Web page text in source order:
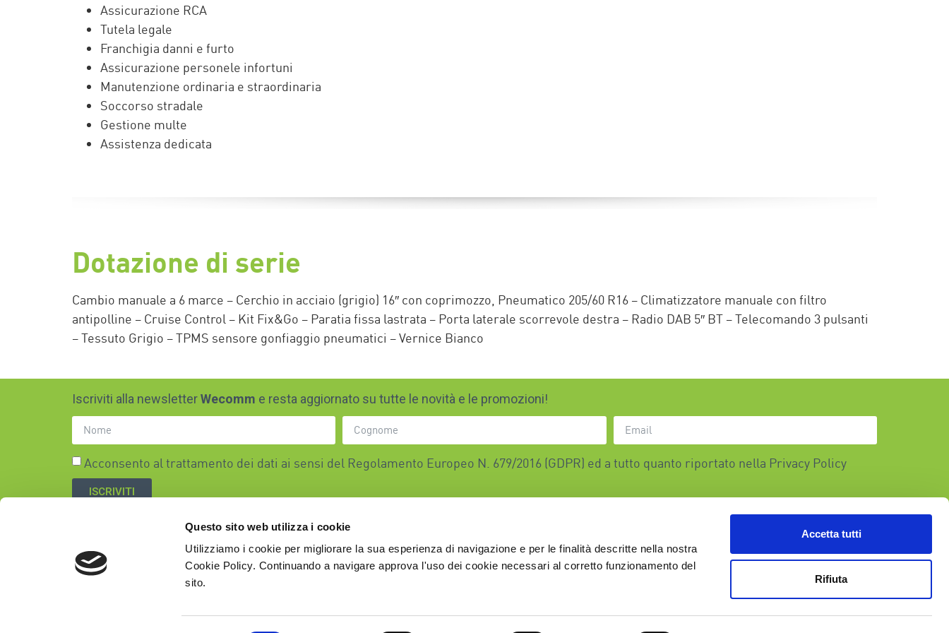
Questo sito web utilizza i cookie
Utilizziamo i cookie per migliorare la sua esperienza di navigazione e per le finalità descritte nella nostra
Cookie Policy. Continuando a navigare approva l'uso dei cookie necessari al corretto funzionamento del
sito.
Accetta tutti
Rifiuta
Assicurazione RCA
Tutela legale
Franchigia danni e furto
Assicurazione personele infortuni
Manutenzione ordinaria e straordinaria
Soccorso stradale
Gestione multe
Assistenza dedicata
Dotazione di serie
Cambio manuale a 6 marce – Cerchio in acciaio (grigio) 16″ con coprimozzo, Pneumatico 205/60 R16 – Climatizzatore manuale con filtro
antipolline – Cruise Control – Kit Fix&Go – Paratia fissa lastrata – Porta laterale scorrevole destra – Radio DAB 5″ BT – Telecomando 3 pulsanti
– Tessuto Grigio – TPMS sensore gonfiaggio pneumatici – Vernice Bianco
Iscriviti alla newsletterWecomm e resta aggiornato su tutte le novità e le promozioni!
Acconsento al trattamento dei dati ai sensi del Regolamento Europeo N. 679/2016 (GDPR) ed a tutto quanto riportato nella Privacy Policy
ISCRIVITI
We Service srl
partita iva 10231061218
Privacy Policy